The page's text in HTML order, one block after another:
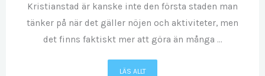
Kristianstad är kanske inte den första staden man
tänker på när det gäller nöjen och aktiviteter, men
det finns faktiskt mer att göra än många ...
LÄS ALLT